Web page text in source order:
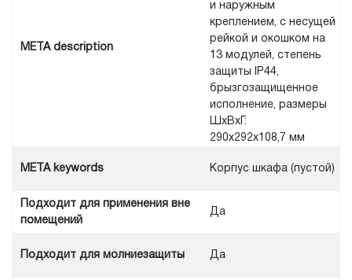
META description
и наружным
креплением, с несущей
рейкой и окошком на
13 модулей, степень
защиты IP44,
брызгозащищенное
исполнение, размеры
ШхВхГ:
290x292x108,7 мм
META keywords Корпус шкафа (пустой)
Подходит для применения вне
помещений
Да
Подходит для молниезащиты Да